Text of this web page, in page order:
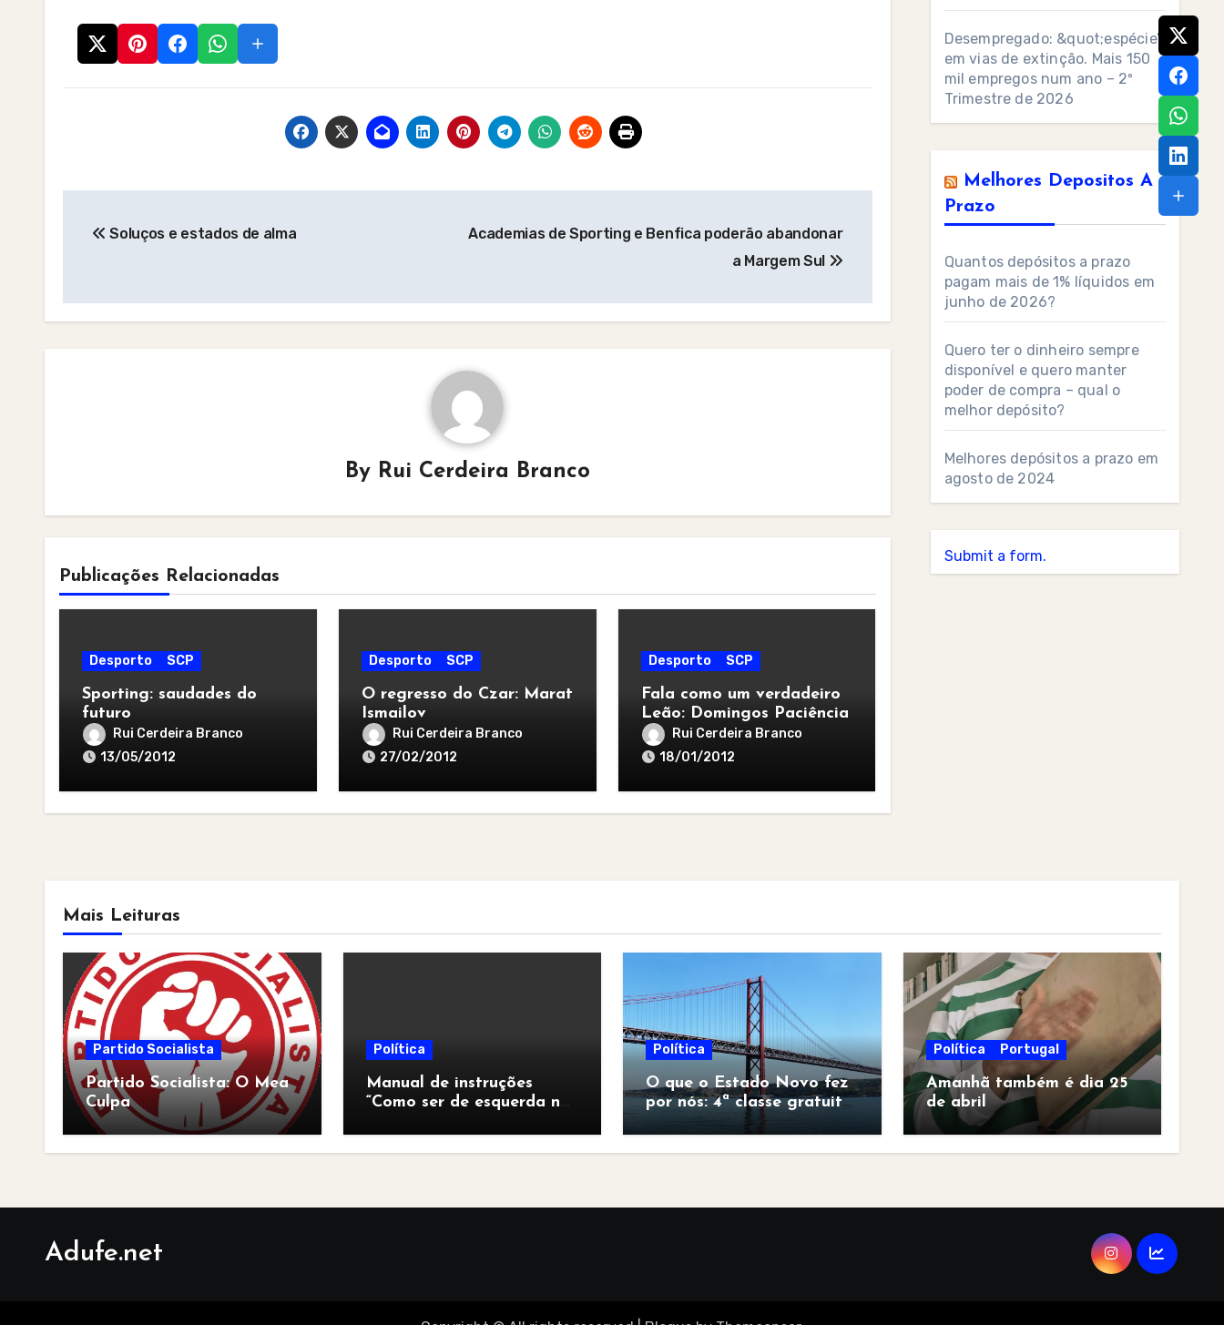
navigation
Soluços e estados de alma
Academias de Sporting e Benfica poderão abandonar
a Margem Sul
By Rui Cerdeira Branco
Publicações Relacionadas
Desporto SCP
Sporting: saudades do
futuro
Rui Cerdeira Branco
13/05/2012
Desporto SCP
O regresso do Czar: Marat
Ismailov
Rui Cerdeira Branco
27/02/2012
Desporto SCP
Fala como um verdadeiro
Leão: Domingos Paciência
Rui Cerdeira Branco
18/01/2012
Desempregado: &quot;espécie”
em vias de extinção. Mais 150
mil empregos num ano – 2º
Trimestre de 2026
Melhores Depositos A
Prazo
Quantos depósitos a prazo
pagam mais de 1% líquidos em
junho de 2026?
Quero ter o dinheiro sempre
disponível e quero manter
poder de compra – qual o
melhor depósito?
Melhores depósitos a prazo em
agosto de 2024
Submit a form.
Mais Leituras
Partido Socialista
Partido Socialista: O Mea
Culpa
Política
Manual de instruções
“Como ser de esquerda no
Política
O que o Estado Novo fez
por nós: 4ª classe gratuita
para todos
Política Portugal
Amanhã também é dia 25
de abril
Adufe.net